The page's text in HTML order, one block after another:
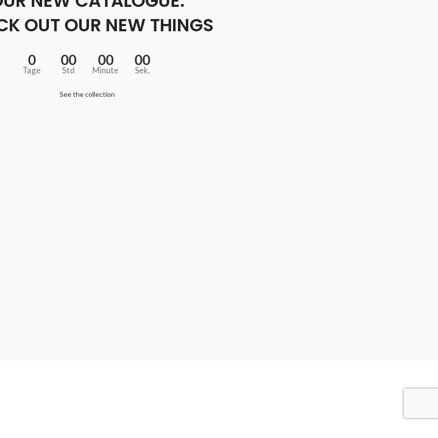
OUT OUR NEW THINGS
0
Tage
00
Std
00
Minute
00
Sek.
See the collection